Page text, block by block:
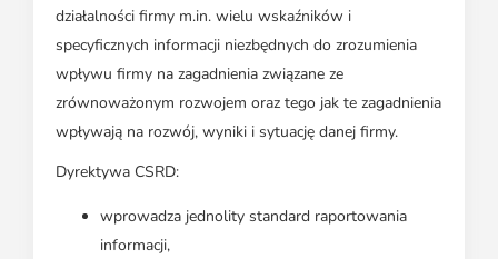
działalności firmy m.in. wielu wskaźników i
specyficznych informacji niezbędnych do zrozumienia
wpływu firmy na zagadnienia związane ze
zrównoważonym rozwojem oraz tego jak te zagadnienia
wpływają na rozwój, wyniki i sytuację danej firmy.
Dyrektywa CSRD:
wprowadza jednolity standard raportowania
informacji,